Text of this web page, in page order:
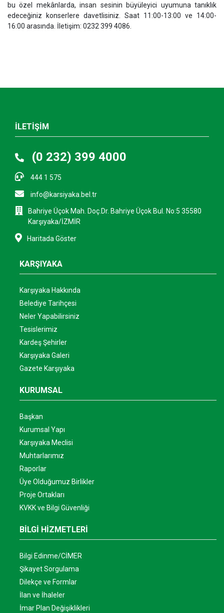
bu özel mekânlarda, insan sesinin büyüleyici uyumuna tanıklık
edeceğiniz konserlere davetlisiniz. Saat 11:00-13:00 ve 14:00-
16:00 arasında. İletişim: 0232 399 4086.
İLETİŞİM
(0 232) 399 4000
444 1 575
info@karsiyaka.bel.tr
Bahriye Üçok Mah. Doç.Dr. Bahriye Üçok Bul. No:5 35580
Karşıyaka/İZMİR
Haritada Göster
KARŞIYAKA
Karşıyaka Hakkında
Belediye Tarihçesi
Neler Yapabilirsiniz
Tesislerimiz
Kardeş Şehirler
Karşıyaka Galeri
Gazete Karşıyaka
KURUMSAL
Başkan
Kurumsal Yapı
Karşıyaka Meclisi
Muhtarlarımız
Raporlar
Üye Olduğumuz Birlikler
Proje Ortakları
KVKK ve Bilgi Güvenliği
BİLGİ HİZMETLERİ
Bilgi Edinme/CİMER
Şikayet Sorgulama
Dilekçe ve Formlar
İlan ve İhaleler
İmar Plan Değişiklikleri